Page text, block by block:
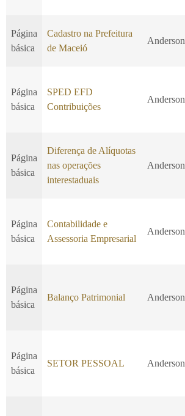
Página
básica
Cadastro na Prefeitura
de Maceió
Anderson
Página
básica
SPED EFD
Contribuições
Anderson
Página
básica
Diferença de Alíquotas
nas operações
interestaduais
Anderson
Página
básica
Contabilidade e
Assessoria Empresarial
Anderson
Página
básica
Balanço Patrimonial Anderson
Página
básica
SETOR PESSOAL Anderson